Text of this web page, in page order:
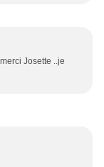
Josette ..je